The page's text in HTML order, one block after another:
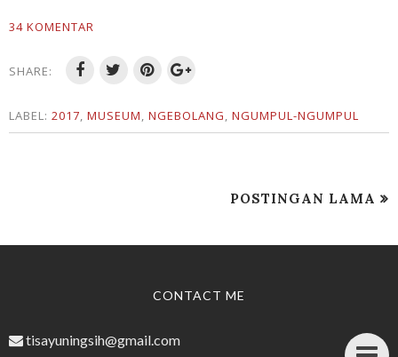
34 KOMENTAR
SHARE:
LABEL: 2017, MUSEUM, NGEBOLANG, NGUMPUL-NGUMPUL
POSTINGAN LAMA
CONTACT ME
tisayuningsih@gmail.com